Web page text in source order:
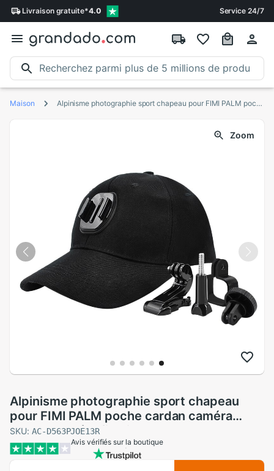
Livraison gratuite*4.0 Service 24/7
Maison Alpinisme photographie sport chapeau pour FIMI PALM poche cardan caméra cardan caméra fixation support
Zoom
Alpinisme photographie sport chapeau
pour FIMI PALM poche cardan caméra
cardan caméra fixation support
SKU: AC-D563PJOE13R
Avis vérifiés sur la boutique